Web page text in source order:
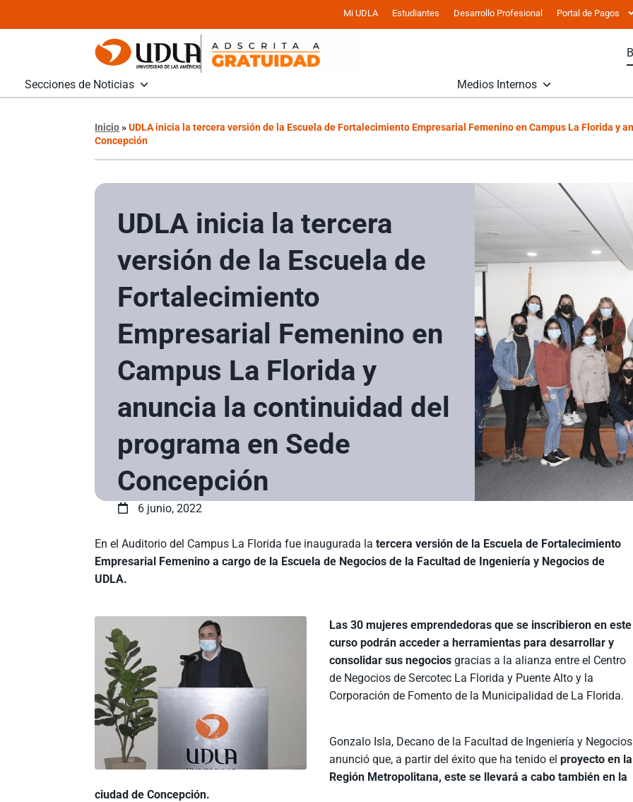
Mi UDLA Estudiantes Desarrollo Profesional Portal de Pagos
Secciones de Noticias Medios Internos
Inicio»UDLA inicia la tercera versión de la Escuela de Fortalecimiento Empresarial Femenino en Campus La Florida y
Concepción
UDLA inicia la tercera
versión de la Escuela de
Fortalecimiento
Empresarial Femenino en
Campus La Florida y
anuncia la continuidad del
programa en Sede
Concepción
6 junio, 2022
En el Auditorio del Campus La Florida fue inaugurada latercera versión de la Escuela de Fortalecimiento
Empresarial Femenino a cargo de la Escuela de Negocios de la Facultad de Ingeniería y Negocios de
UDLA.
Las 30 mujeres emprendedoras que se inscribieron en este
curso podrán acceder a herramientas para desarrollar y
consolidar sus negocios gracias a la alianza entre el Centro
de Negocios de Sercotec La Florida y Puente Alto y la
Corporación de Fomento de la Municipalidad de La Florida.
Gonzalo Isla, Decano de la Facultad de Ingeniería y Negocios
anunció que, a partir del éxito que ha tenido elproyecto en la
Región Metropolitana, este se llevará a cabo también en la
ciudad de Concepción.